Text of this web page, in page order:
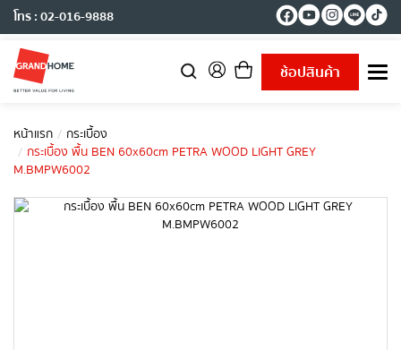
โทร : 02-016-9888
ช้อปสินค้า
T
a
หน้าแรก
กระเบื้อง
กระเบื้อง พื้น BEN 60x60cm PETRA WOOD LIGHT GREY
M.BMPW6002